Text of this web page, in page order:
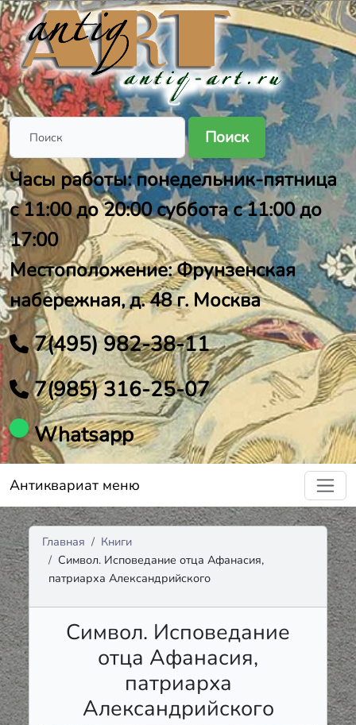
Поиск
Часы работы: понедельник-пятница
с 11:00 до 20:00 суббота с 11:00 до
17:00
Местоположение: Фрунзенская
набережная, д. 48 г. Москва
7(495) 982-38-11
7(985) 316-25-07
Whatsapp
Антиквариат меню
Главная
Книги
Символ. Исповедание отца Афанасия,
патриарха Александрийского
Символ. Исповедание
отца Афанасия,
патриарха
Александрийского